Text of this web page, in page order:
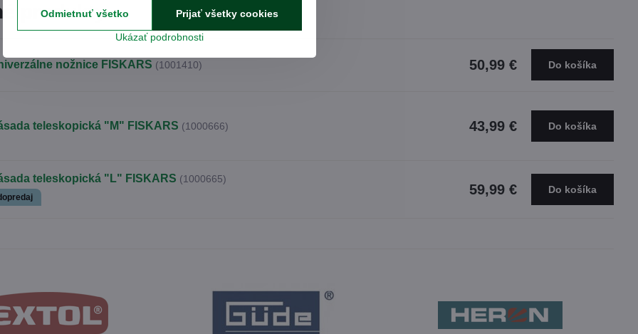
produkty
nožnice FISKARS (1001410) 50,99 € Do košíka
teleskopická "M" FISKARS (1000666) 43,99 € Do košíka
teleskopická "L" FISKARS (1000665)
59,99 € Do košíka
Ukázať podrobnosti
Prijať všetky cookies
Odmietnuť všetko